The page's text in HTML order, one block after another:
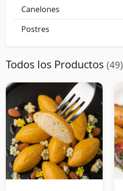
Canelones
Postres
Todos los Productos (49)